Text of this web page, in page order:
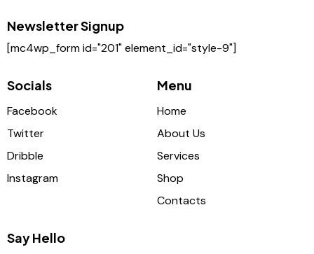
Newsletter Signup
[mc4wp_form id="201" element_id="style-9"]
Socials
Facebook
Twitter
Dribble
Instagram
Menu
Home
About Us
Services
Shop
Contacts
Say Hello